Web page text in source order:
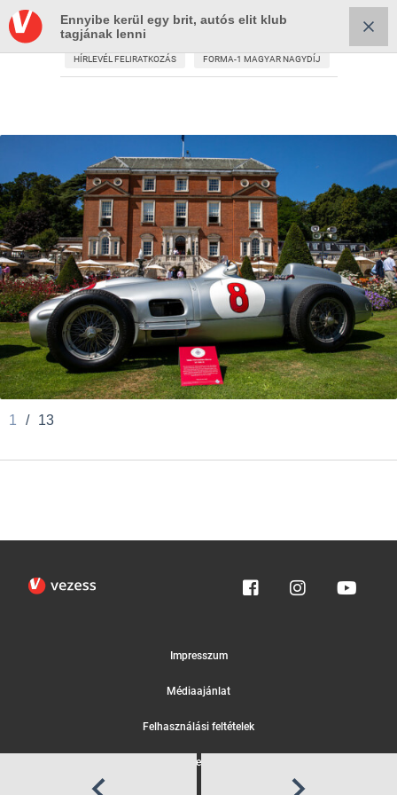
HÍRLEVÉL FELIRATKOZÁS FORMA-1 MAGYAR NAGYDÍJ
Ennyibe kerül egy brit, autós elit klub
tagjának lenni
1 / 13
Impresszum
Médiaajánlat
Felhasználási feltételek
Egyedi adatkezelési tájékoztató